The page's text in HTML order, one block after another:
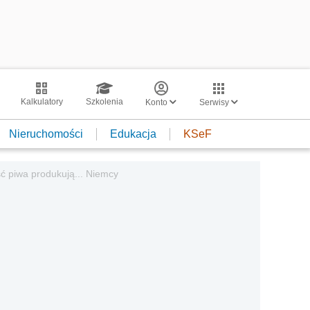
Kalkulatory Szkolenia Konto Serwisy
Nieruchomości Edukacja KSeF
piwa produkują... Niemcy